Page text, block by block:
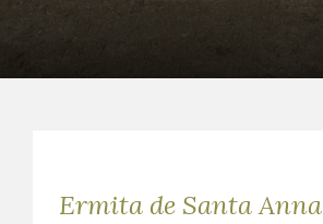
Ermita de Santa Anna